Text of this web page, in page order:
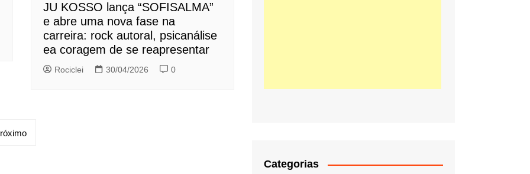
JU KOSSO lança “SOFISALMA”
e abre uma nova fase na
carreira: rock autoral, psicanálise
ea coragem de se reapresentar
Rociclei 30/04/2026 0
Categorias